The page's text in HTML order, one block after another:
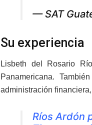
— SAT
Su experiencia
Lisbeth del Rosario
Panamericana.
administración
Ríos Ardón